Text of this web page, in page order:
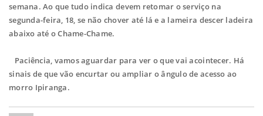
semana. Ao que tudo indica devem retomar o serviço na
segunda-feira, 18, se não chover até lá e a lameira descer ladeira
abaixo até o Chame-Chame.
Paciência, vamos aguardar para ver o que vai acointecer. Há
sinais de que vão encurtar ou ampliar o ângulo de acesso ao
morro Ipiranga.